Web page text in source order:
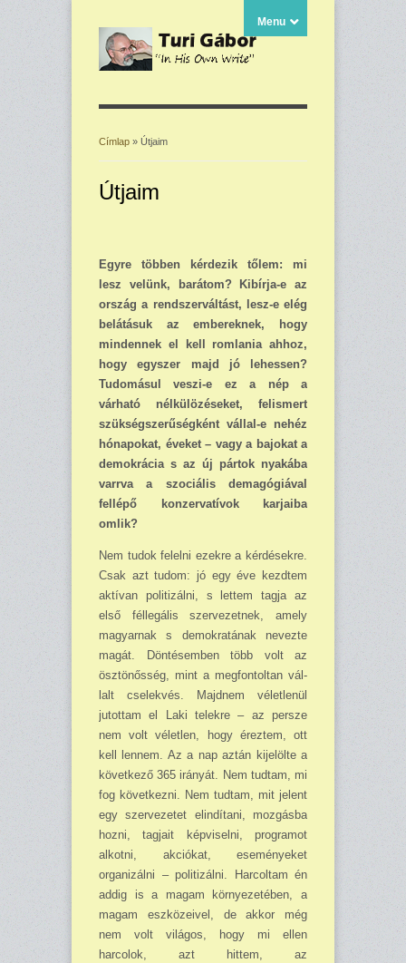
Menu
Címlap » Útjaim
Útjaim
Egyre többen kérdezik tő­lem: mi
lesz velünk, barátom? Ki­bírja-e az
ország a rend­szerváltást, lesz-e elég
belátásuk az embereknek, hogy
mindennek el kell romlania ahhoz,
hogy egy­szer majd jó lehessen?
Tudomásul veszi-e ez a nép a
várható nélkülö­zéseket, felismert
szük­ség­szerű­ségként vállal-e nehéz
hónapokat­, éveket – vagy a bajokat a
demok­rácia s az új pártok nyakába
varrva a szociális demagógiával
fellé­pő konzervatívok karjaiba
omlik?
Nem tudok felelni ezekre a kér­désekre.
Csak azt tudom: jó egy éve kezdtem
aktívan po­litizálni, s lettem tagja az
első féllegális szer­vezetnek, amely
magyarnak s de­mokratának ne­vezte
magát. Döntésemben több volt az
ösztö­nősség, mint a megfontoltan vál­
lalt cselekvés. Majdnem vé­letlenül
jutottam el Laki telekre – az persze
nem volt véletlen, hogy éreztem, ott
kell lennem. Az a nap aztán kijelölte a
következő 365 irányát. Nem tudtam, mi
fog kö­vet­kezni. Nem tudtam, mit jelent
egy szervezetet elindítani, moz­gásba
hozni, tagjait képviselni, programot
alkotni, akciókat, ese­ményeket
organizálni – politizál­ni. Harcoltam én
addig is a magam környezetében, a
magam eszköze­ivel, de akkor még
nem volt vilá­gos, hogy mi ellen
harcolok, azt hittem, az